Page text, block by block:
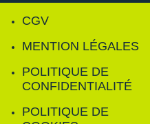
CGV
MENTION LÉGALES
POLITIQUE DE
CONFIDENTIALITÉ
POLITIQUE DE